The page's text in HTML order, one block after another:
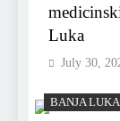
Luka
July 30,
BANJA LUKA